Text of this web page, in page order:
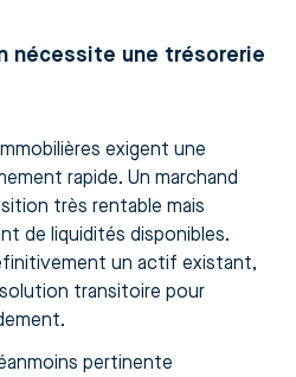
nécessite une trésorerie
exigent une
rapide. Un marchand
très rentable mais
de liquidités disponibles.
un actif existant,
transitoire pour
pertinente